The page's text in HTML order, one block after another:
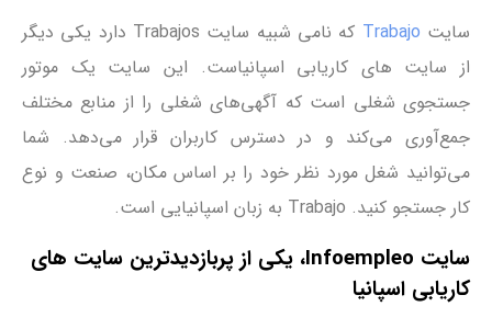
سایت Trabajo
که نامی شبیه سایت Trabajos دارد یکی دیگر
از سایت ‌های کاریابی اسپانیاست. این سایت یک موتور
جستجوی شغلی است که آگهی‌های شغلی را از منابع مختلف
جمع‌آوری می‌کند و در دسترس کاربران قرار می‌دهد. شما
می‌توانید شغل مورد نظر خود را بر اساس مکان، صنعت و نوع
کار جستجو کنید. Trabajo به زبان اسپانیایی است.
سایت Infoempleo، یکی از پربازدیدترین سایت ‌های
کاریابی اسپانیا